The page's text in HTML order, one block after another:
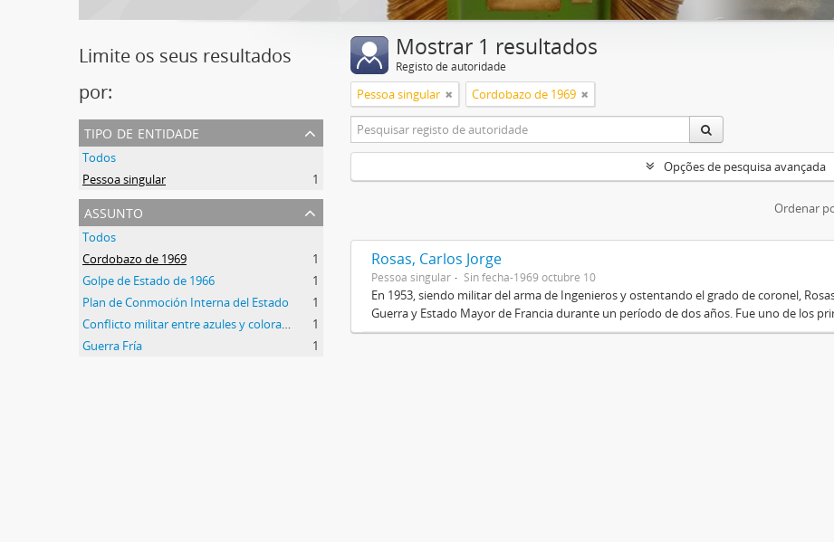
Limite os seus resultados
por:
tipo de entidade
Todos
Pessoa singular
1
assunto
Todos
Cordobazo de 1969
1
Golpe de Estado de 1966
1
Plan de Conmoción Interna del Estado
1
1
Guerra Fría
1
Mostrar 1 resultados
Registo de autoridade
Pessoa singular Cordobazo de 1969
Opções de pesquisa avançada
Ordenar
Rosas, Carlos Jorge
Pessoa singular Sin fecha-1969 octubre 10
En 1953, siendo militar del arma de Ingenieros y ostentando el grado de coronel,
Guerra y Estado Mayor de Francia durante un período de dos años. Fue uno de los